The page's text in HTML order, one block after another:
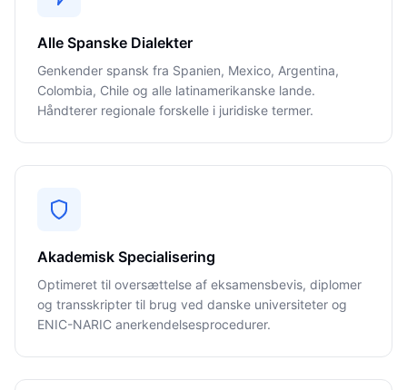
Alle Spanske Dialekter
Genkender spansk fra Spanien, Mexico, Argentina,
Colombia, Chile og alle latinamerikanske lande.
Håndterer regionale forskelle i juridiske termer.
Akademisk Specialisering
Optimeret til oversættelse af eksamensbevis, diplomer
og transskripter til brug ved danske universiteter og
ENIC-NARIC anerkendelsesprocedurer.